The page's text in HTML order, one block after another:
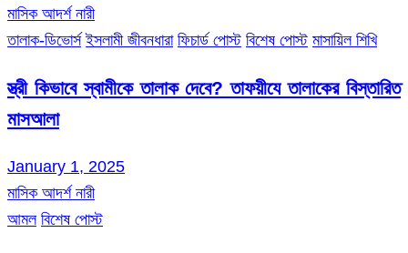
মাসিক আদর্শ নারী
তালাক-ডিভোর্স ইসলামী জীবনধারা ফিচার্ড পোস্ট বিশেষ পোস্ট মাসায়িল শিখি
স্ত্রী কিভাবে স্বামীকে তালাক দেবে? তাফয়ীযে তালাকের বিস্তারিত
মাসআলা
January 1, 2025
মাসিক আদর্শ নারী
আমল বিশেষ পোস্ট